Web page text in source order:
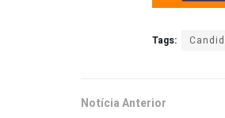
Tags:
Notícia Anterior